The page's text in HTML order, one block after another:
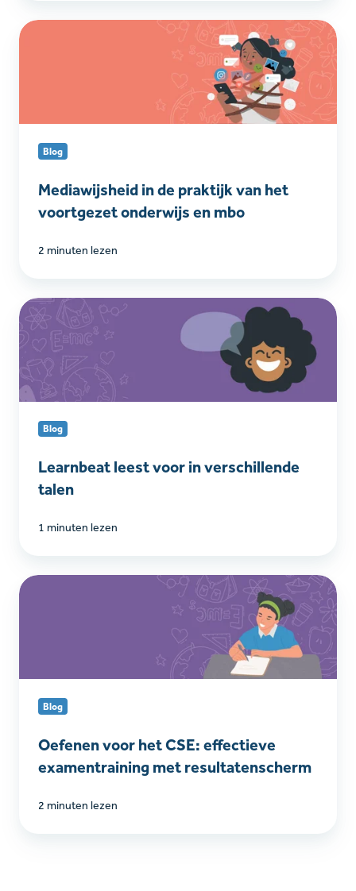
Mediawijsheid
het
voortgezet
onderwijs
mbo
Blog
Mediawijsheid in de praktijk van het
voortgezet onderwijs en mbo
2 minuten lezen
Learnbeat
leest
voor
in
verschillende
talen
Blog
Learnbeat leest voor in verschillende
talen
1 minuten lezen
Oefenen
examentraining
met
resultatenscherm
Blog
Oefenen voor het CSE: effectieve
examentraining met resultatenscherm
2 minuten lezen